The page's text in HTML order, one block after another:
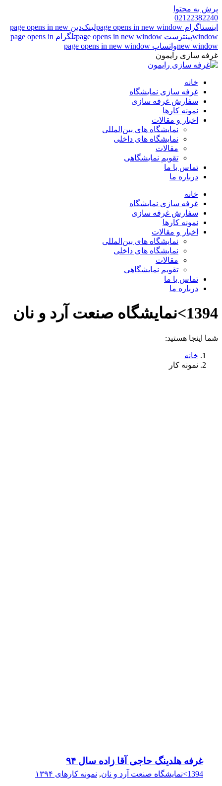
پرش به محتوا
02122382240
اینستاگرام page opens in new window
لینک‌دین page opens in new
windowپینترست page opens in new window
تلگرام page opens in
new windowواتساپ page opens in new window
غرفه سازی رایمون
خانه
غرفه سازی نمایشگاه
سفارش غرفه سازی
نمونه کارها
اخبار و مقالات
نمایشگاه های بین‌المللی
نمایشگاه های داخلی
مقالات
تقویم نمایشگاهی
تماس با ما
درباره ما
خانه
غرفه سازی نمایشگاه
سفارش غرفه سازی
نمونه کارها
اخبار و مقالات
نمایشگاه های بین‌المللی
نمایشگاه های داخلی
مقالات
تقویم نمایشگاهی
تماس با ما
درباره ما
1394>نمایشگاه صنعت آرد و نان
شما اینجا هستید:
خانه
نمونه کار
غرفه هلدینگ حاجی آقا زاده سال ۹۴
1394>نمایشگاه صنعت آرد و نان , نمونه کارهای ۱۳۹۴